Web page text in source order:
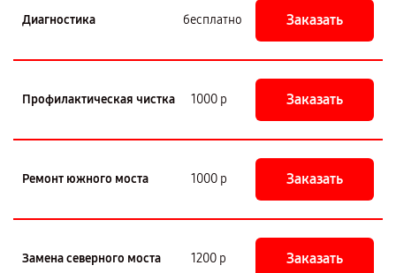
Диагностика бесплатно Заказать
Профилактическая чистка 1000 р Заказать
Ремонт южного моста 1000 р Заказать
Замена северного моста 1200 р Заказать